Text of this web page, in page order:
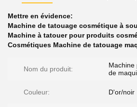
Mettre en évidence:
Machine de tatouage cosmétique à
Machine à tatouer pour produits
Cosmétiques Machine de tatouage
Nom du produit:
Machine
de
Couleur: D'or/noir